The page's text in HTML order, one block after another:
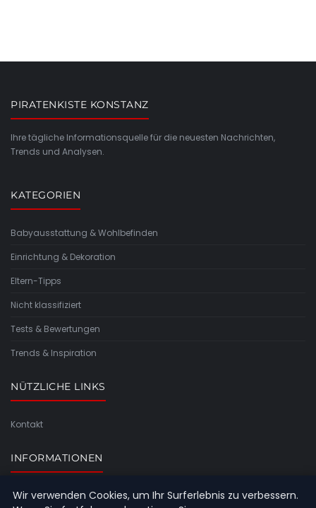
PIRATENKISTE KONSTANZ
Ihre tägliche Informationsquelle für die neuesten Nachrichten,
Trends und Analysen.
KATEGORIEN
Babyausstattung & Wohlbefinden
Einrichtung & Dekoration
Eltern-Tipps
Nicht klassifiziert
Tests & Bewertungen
Trends & Inspiration
NÜTZLICHE LINKS
Kontakt
INFORMATIONEN
Seitenübersicht
Wir verwenden Cookies, um Ihr Surferlebnis zu verbessern.